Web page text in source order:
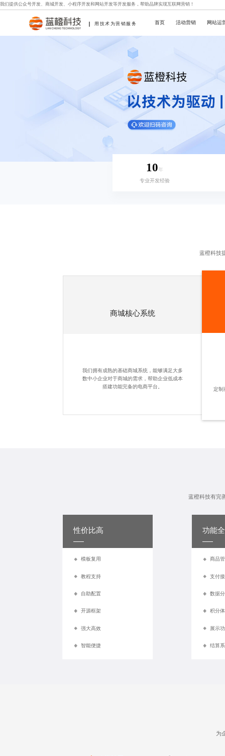
我们提供公众号开发、 商城开发、 小程序开发和 网站开发等开发服务，帮助品牌实现互联网营销！
用技术为营销服务 首页 活动营销 网站运
10年
专业开发经验
蓝橙科技
商城核心系统
我们拥有成熟的基础商城系统，能够满足大多
数中小企业对于商城的需求，帮助企业低成本
搭建功能完备的电商平台。
定制
蓝橙科技有完
性价比高
模板复用
教程支持
自助配置
开源框架
强大高效
智能便捷
功能
商品
支付
数据
积分
展示
结算
为